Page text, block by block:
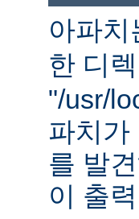
아파치
한 디
"/usr/
파치가
를 발
이 출